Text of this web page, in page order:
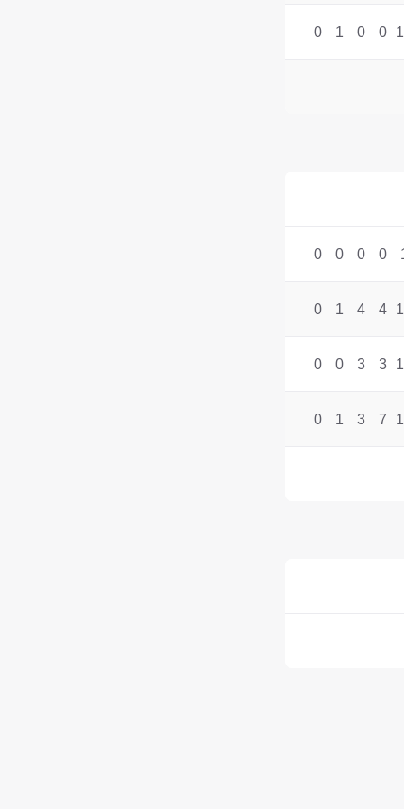
0
0
1
0
0
0
0
0
4
4
1
0
3
3
0
0
7
3
1
0